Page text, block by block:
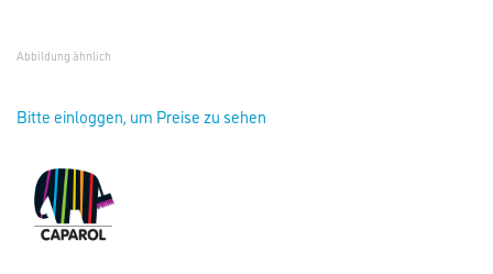
Abbildung ähnlich
Bitte einloggen, um Preise zu sehen